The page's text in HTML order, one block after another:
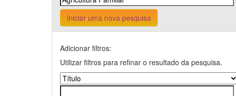
Iniciar uma nova pesquisa
Adicionar filtros:
Utilizar filtros para refinar o resultado da pesquisa.